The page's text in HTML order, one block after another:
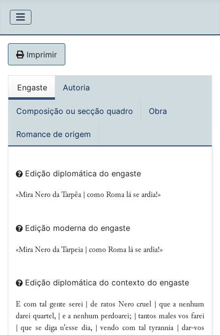
Imprimir
Engaste Autoria
Composição ou secção quadro Obra
Romance de origem
Edição diplomática do engaste
«Mira Nero da Tarpêa | como Roma lá se ardia!»
Edição moderna do engaste
«Mira Nero da Tarpeia | como Roma lá se ardia!»
Edição diplomática do contexto do engaste
E com tal gente serei | de ratos Nero cruel | que a nenhum
darei quartel, | e a nenhum perdoarei; | tantos males vos farei
| que se diga n'esse dia, | vendo com tal tyrannia | dar-vos